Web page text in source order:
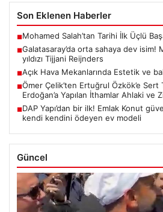
Son Eklenen Haberler
■Mohamed Salah’tan Tarihi İlk Üçlü
■Galatasaray’da orta sahaya dev isim!
yıldızı Tijjani Reijnders
■Açık Hava Mekanlarında Estetik ve
■Ömer Çelik’ten Ertuğrul Özkök’e Sert
Erdoğan’a Yapılan İthamlar Ahlaki ve
■DAP Yapı’dan bir ilk! Emlak Konut
kendi kendini ödeyen ev modeli
Güncel